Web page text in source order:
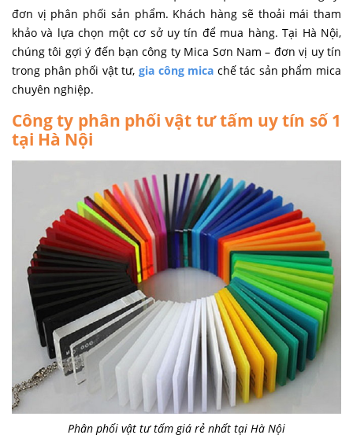
đơn vị phân phối sản phẩm. Khách hàng sẽ thoải mái tham
khảo và lựa chọn một cơ sở uy tín để mua hàng. Tại Hà Nội,
chúng tôi gợi ý đến bạn công ty Mica Sơn Nam – đơn vị uy tín
trong phân phối vật tư, gia công mica chế tác sản phẩm mica
chuyên nghiệp.
Công ty phân phối vật tư tấm uy tín số 1
tại Hà Nội
Phân phối vật tư tấm giá rẻ nhất tại Hà Nội